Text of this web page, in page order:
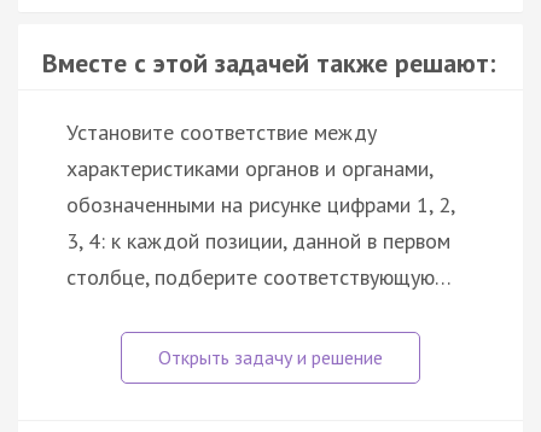
Вместе с этой задачей также решают:
Установите соответствие между
характеристиками органов и органами,
обозначенными на рисунке цифрами 1, 2,
3, 4: к каждой позиции, данной в первом
столбце, подберите соответствующую…